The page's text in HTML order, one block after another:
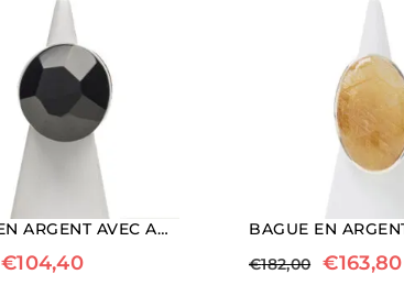
BAGUE EN ARGENT AVEC AGATE NOIRE
€104,40
€182,00 €163,80